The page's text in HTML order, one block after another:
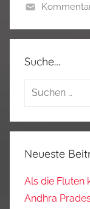
Suche…
Suchen
Neueste
Als die Fluten
Andhra